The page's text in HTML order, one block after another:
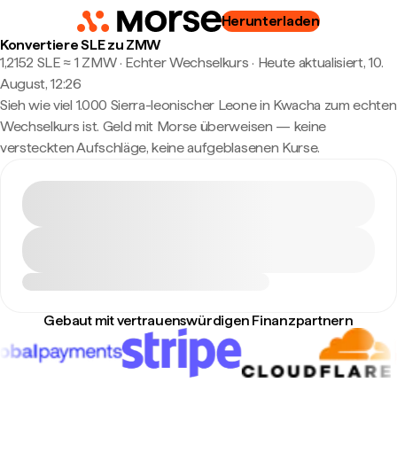
Herunterladen
Konvertiere SLE zu ZMW
1,2152 SLE ≈ 1 ZMW · Echter Wechselkurs · Heute aktualisiert, 10.
August, 12:26
Sieh wie viel 1.000 Sierra-leonischer Leone in Kwacha zum echten
Wechselkurs ist. Geld mit Morse überweisen — keine
versteckten Aufschläge, keine aufgeblasenen Kurse.
Gebaut mit vertrauenswürdigen Finanzpartnern